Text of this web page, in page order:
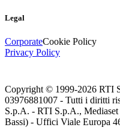
Legal
CorporateCookie Policy
Privacy Policy
Copyright © 1999-2026 RTI
03976881007 - Tutti i diritti
S.p.A. - RTI S.p.A., Mediaset
Bassi) - Uffici Viale Europa